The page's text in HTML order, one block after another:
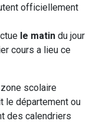
officiellement
le matin du jour
cours a lieu ce
scolaire
le département ou
des calendriers